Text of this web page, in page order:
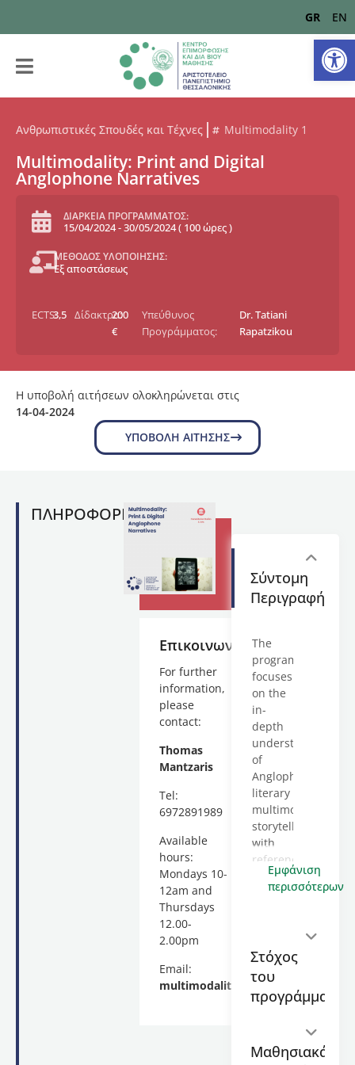
GR EN
Ανθρωπιστικές Σπουδές και Τέχνες Multimodality 1
Multimodality: Print and Digital
Anglophone Narratives
ΔΙΑΡΚΕΙΑ ΠΡΟΓΡΑΜΜΑΤΟΣ:
15/04/2024-30/05/2024( 100 ώρες)
ΜΕΘΟΔΟΣ ΥΛΟΠΟΙΗΣΗΣ:
Εξ αποστάσεως
ECTS:3,5 Δίδακτρα:
200
€
Υπεύθυνος
Προγράμματος:
Dr. Tatiani
Rapatzikou
Η υποβολή αιτήσεων ολοκληρώνεται στις
14-04-2024
ΥΠΟΒΟΛΉ ΑΊΤΗΣΗΣ
ΠΛΗΡΟΦΟΡΙΕΣ
Επικοινωνία
For further
information,
please
contact:
Thomas
Mantzaris
Tel:
6972891989
Available
hours:
Mondays 10-
12am and
Thursdays
12.00-
2.00pm
Email:
multimodality@enl.auth.gr
Σύντομη
Περιγραφή
The
program
focuses
on the
in-
depth
understanding
of
Anglophone
literary
multimodal
storytelling
with
reference
to a
variety
(print
and
digital)
and
applications.
It is
Εμφάνιση
περισσότερων
Στόχος
του
προγράμματος
Μαθησιακά